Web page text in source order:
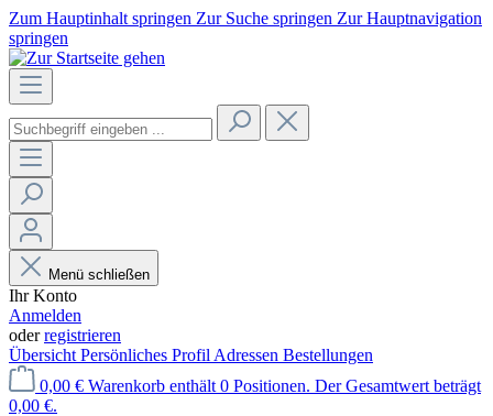
Zum Hauptinhalt springen Zur Suche springen Zur Hauptnavigation
springen
Menü schließen
Ihr Konto
Anmelden
oderregistrieren
Übersicht Persönliches Profil Adressen Bestellungen
0,00 € Warenkorb enthält 0 Positionen. Der Gesamtwert beträgt
0,00 €.